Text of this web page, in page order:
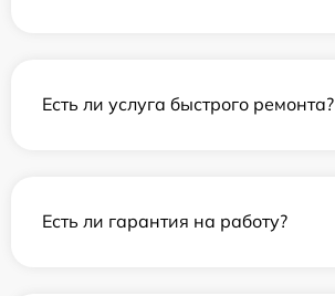
Есть ли услуга быстрого ремонта?
Есть ли гарантия на работу?